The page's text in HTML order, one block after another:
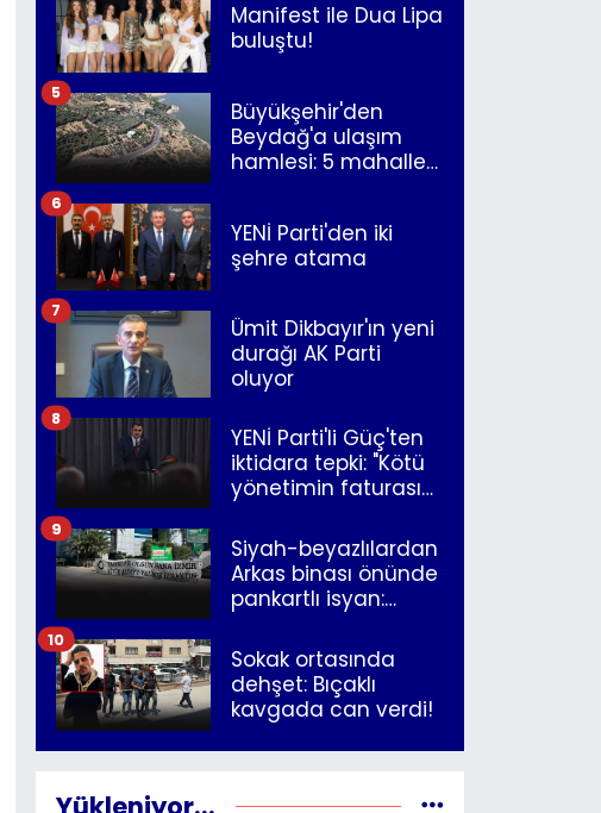
Manifest ile Dua Lipa
buluştu!
Büyükşehir'den
Beydağ'a ulaşım
hamlesi: 5 mahalle
5
YENİ Parti'den iki
şehre atama
6
Ümit Dikbayır'ın yeni
durağı AK Parti
oluyor
7
YENİ Parti'li Güç'ten
iktidara tepki: "Kötü
yönetimin faturasını
8
Siyah-beyazlılardan
Arkas binası önünde
pankartlı isyan:
İzmir"
9
Sokak ortasında
dehşet: Bıçaklı
kavgada can verdi!
10
Yükleniyor...